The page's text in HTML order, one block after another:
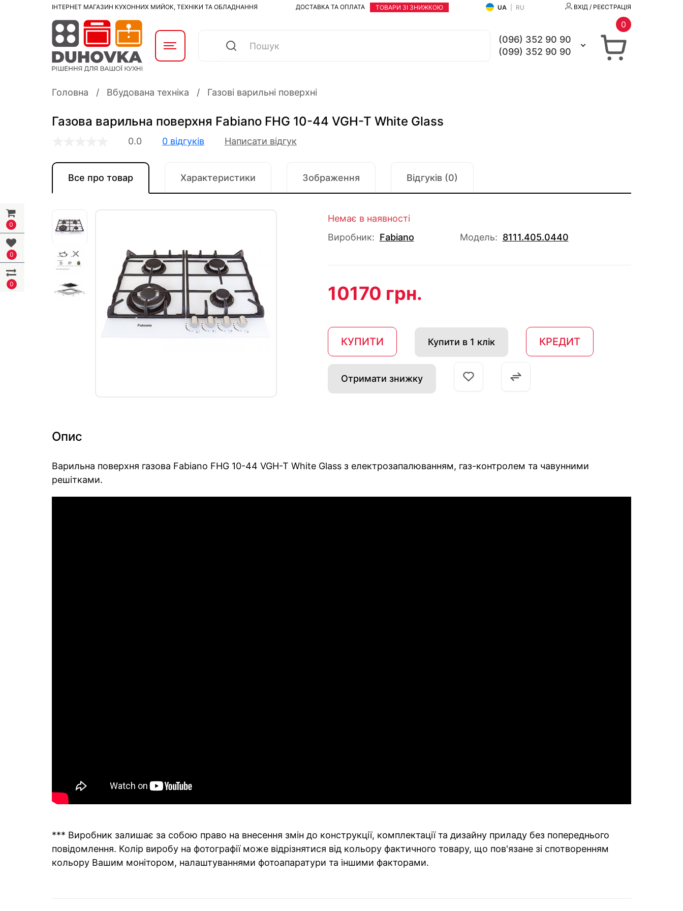
0
0
0
ІНТЕРНЕТ МАГАЗИН КУХОННИХ МИЙОК, ТЕХНІКИ ТА ОБЛАДНАННЯ ДОСТАВКА ТА ОПЛАТА ТОВАРИ ЗІ ЗНИЖКОЮ UA RU ВХІД / РЕЄСТРАЦІЯ
(096) 352 90 90
(099) 352 90 90
0
Головна Вбудована техніка Газові варильні поверхні
Газова варильна поверхня Fabiano FHG 10-44 VGH-T White Glass
0.0 0 відгуків Написати відгук
Все про товар Характеристики Зображення Відгуків (0)
Немає в наявності
Виробник: Fabiano Модель: 8111.405.0440
10170 грн.
КУПИТИ Купити в 1 клік КРЕДИТ
Отримати знижку
Опис
Варильна поверхня газова Fabiano FHG 10-44 VGH-T White Glass з електрозапалюванням, газ-контролем та чавунними
решітками.
*** Виробник залишає за собою право на внесення змін до конструкції, комплектації та дизайну приладу без попереднього
повідомлення. Колір виробу на фотографії може відрізнятися від кольору фактичного товару, що пов'язане зі спотворенням
кольору Вашим монітором, налаштуваннями фотоапаратури та іншими факторами.